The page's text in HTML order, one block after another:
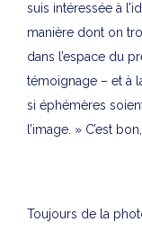
suis intéressée à
manière dont on
dans l’espace du
témoignage – et à
si éphémères
l’image. » C’est
Toujours de la